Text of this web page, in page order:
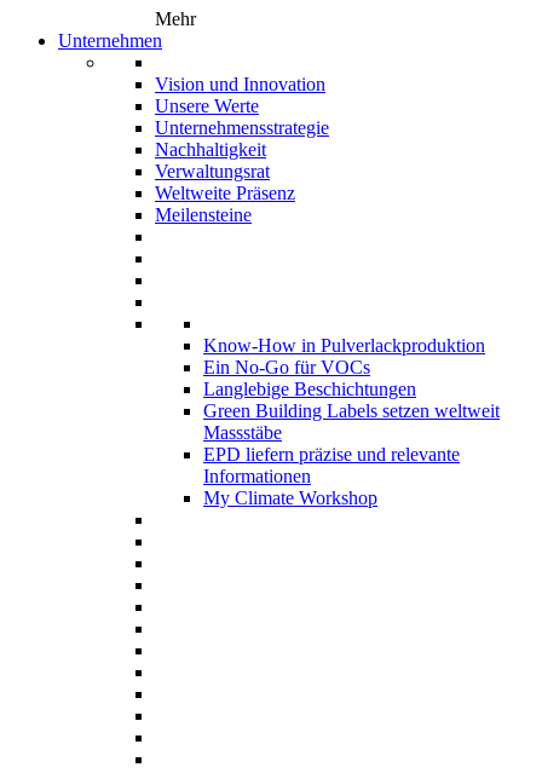
Mehr
Unternehmen
Vision und Innovation
Unsere Werte
Unternehmensstrategie
Nachhaltigkeit
Verwaltungsrat
Weltweite Präsenz
Meilensteine
Know-How in Pulverlackproduktion
Ein No-Go für VOCs
Langlebige Beschichtungen
Green Building Labels setzen weltweit
Massstäbe
EPD liefern präzise und relevante
Informationen
My Climate Workshop